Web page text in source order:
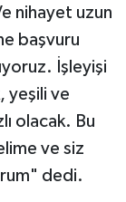
nihayet uzun
başvuru
İşleyişi
yeşili ve
olacak. Bu
ve siz
dedi.